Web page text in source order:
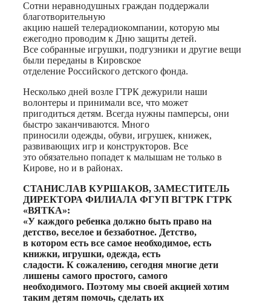
Сотни неравнодушных граждан поддержали
благотворительную
акцию нашей телерадиокомпании, которую мы
ежегодно проводим к Дню защиты детей.
Все собранные игрушки, подгузники и другие вещи
были переданы в Кировское
отделение Российского детского фонда.
Несколько дней возле ГТРК дежурили наши
волонтеры и принимали все, что может
пригодиться детям. Всегда нужны памперсы, они
быстро заканчиваются. Много
приносили одежды, обуви, игрушек, книжек,
развивающих игр и конструкторов. Все
это обязательно попадет к малышам не только в
Кирове, но и в районах.
СТАНИСЛАВ КУРШАКОВ, ЗАМЕСТИТЕЛЬ
ДИРЕКТОРА ФИЛИАЛА ФГУП ВГТРК ГТРК
«ВЯТКА»:
«У каждого ребенка должно быть право на
детство, веселое и беззаботное. Детство,
в котором есть все самое необходимое, есть
книжки, игрушки, одежда, есть
сладости. К сожалению, сегодня многие дети
лишены самого простого, самого
необходимого. Поэтому мы своей акцией хотим
таким детям помочь, сделать их